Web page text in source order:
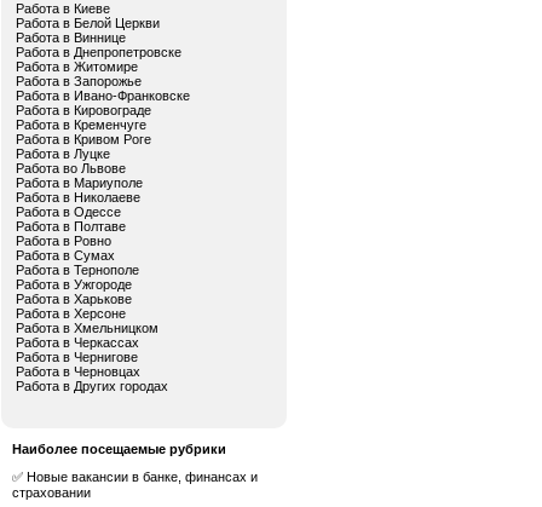
Работа в Киеве
Работа в Белой Церкви
Работа в Виннице
Работа в Днепропетровске
Работа в Житомире
Работа в Запорожье
Работа в Ивано-Франковске
Работа в Кировограде
Работа в Кременчуге
Работа в Кривом Роге
Работа в Луцке
Работа во Львове
Работа в Мариуполе
Работа в Николаеве
Работа в Одессе
Работа в Полтаве
Работа в Ровно
Работа в Сумах
Работа в Тернополе
Работа в Ужгороде
Работа в Харькове
Работа в Херсоне
Работа в Хмельницком
Работа в Черкассах
Работа в Чернигове
Работа в Черновцах
Работа в Других городах
Наиболее посещаемые рубрики
✅ Новые вакансии в банке, финансах и
страховании